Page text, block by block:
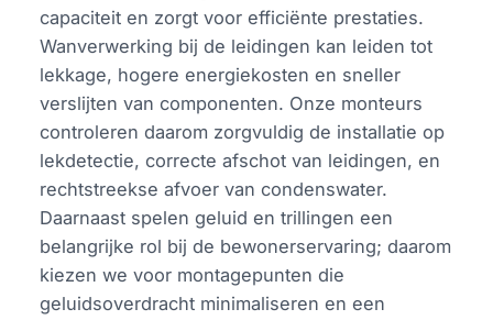
capaciteit en zorgt voor efficiënte prestaties.
Wanverwerking bij de leidingen kan leiden tot
lekkage, hogere energiekosten en sneller
verslijten van componenten. Onze monteurs
controleren daarom zorgvuldig de installatie op
lekdetectie, correcte afschot van leidingen, en
rechtstreekse afvoer van condenswater.
Daarnaast spelen geluid en trillingen een
belangrijke rol bij de bewonerservaring; daarom
kiezen we voor montagepunten die
geluidsoverdracht minimaliseren en een